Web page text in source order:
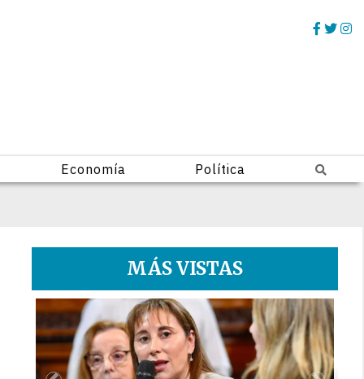
Economía Política
MÁS VISTAS
1